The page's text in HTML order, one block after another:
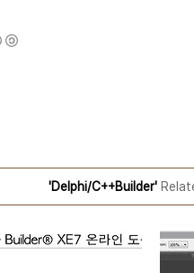
'Delphi/C++Builder'